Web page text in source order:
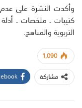
وأكدت النشرة على
كتيبات ـ ملخصات ـ
التربوية والمناهج.
1,090
مشاركة